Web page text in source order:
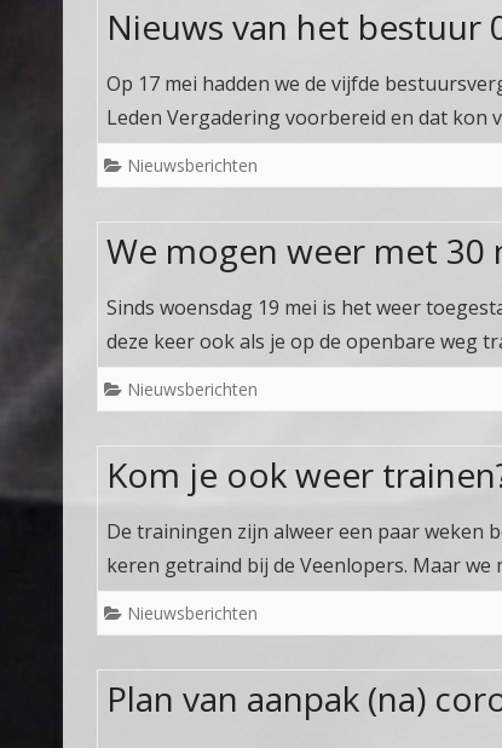
Nieuws van het bestuur
Op 17 mei hadden we de vijfde
Leden Vergadering voorbereid en dat kon
Nieuwsberichten
We mogen weer met
Sinds woensdag 19 mei is het weer
deze keer ook als je op de openbare weg
Nieuwsberichten
Kom je ook weer
De trainingen zijn alweer een paar weken
keren getraind bij de Veenlopers. Maar we
Nieuwsberichten
Plan van aanpak (na)